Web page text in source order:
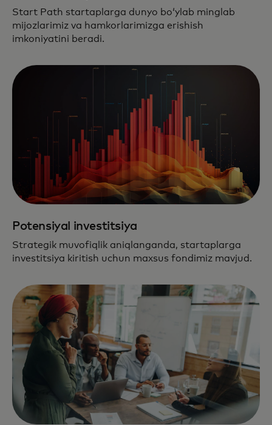
Start Path startaplarga dunyo boʻylab minglab
mijozlarimiz va hamkorlarimizga erishish
imkoniyatini beradi.
Potensiyal investitsiya
Strategik muvofiqlik aniqlanganda, startaplarga
investitsiya kiritish uchun maxsus fondimiz mavjud.